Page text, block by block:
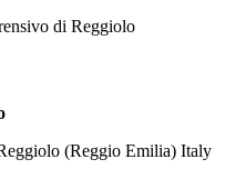
di Reggiolo
(Reggio Emilia) Italy